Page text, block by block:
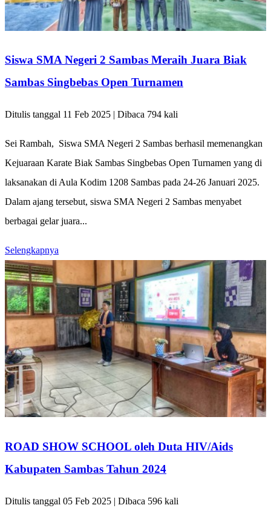
Siswa SMA Negeri 2 Sambas Meraih Juara Biak
Sambas Singbebas Open Turnamen
Ditulis tanggal 11 Feb 2025 | Dibaca 794 kali
Sei Rambah, Siswa SMA Negeri 2 Sambas berhasil memenangkan
Kejuaraan Karate Biak Sambas Singbebas Open Turnamen yang di
laksanakan di Aula Kodim 1208 Sambas pada 24-26 Januari 2025.
Dalam ajang tersebut, siswa SMA Negeri 2 Sambas menyabet
berbagai gelar juara...
Selengkapnya
ROAD SHOW SCHOOL oleh Duta HIV/Aids
Kabupaten Sambas Tahun 2024
Ditulis tanggal 05 Feb 2025 | Dibaca 596 kali